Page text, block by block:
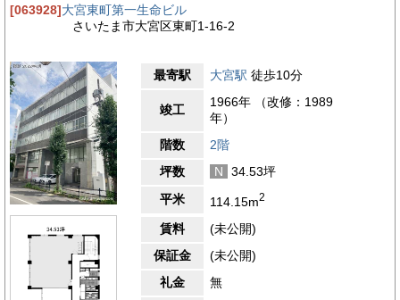
[063928]大宮東町第一生命ビル
さいたま市大宮区東町1-16-2
最寄駅 大宮駅 徒歩10分
竣工
1966年 （改修：1989
年）
階数
2階
坪数
N
34.53坪
平米
114.15m2
賃料
(未公開)
保証金
(未公開)
礼金
無